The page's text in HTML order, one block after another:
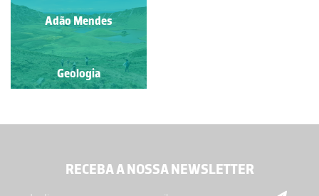
Fernando Lopes
Geologia
Adão Mendes
Geologia
RECEBA A NOSSA NEWSLETTER